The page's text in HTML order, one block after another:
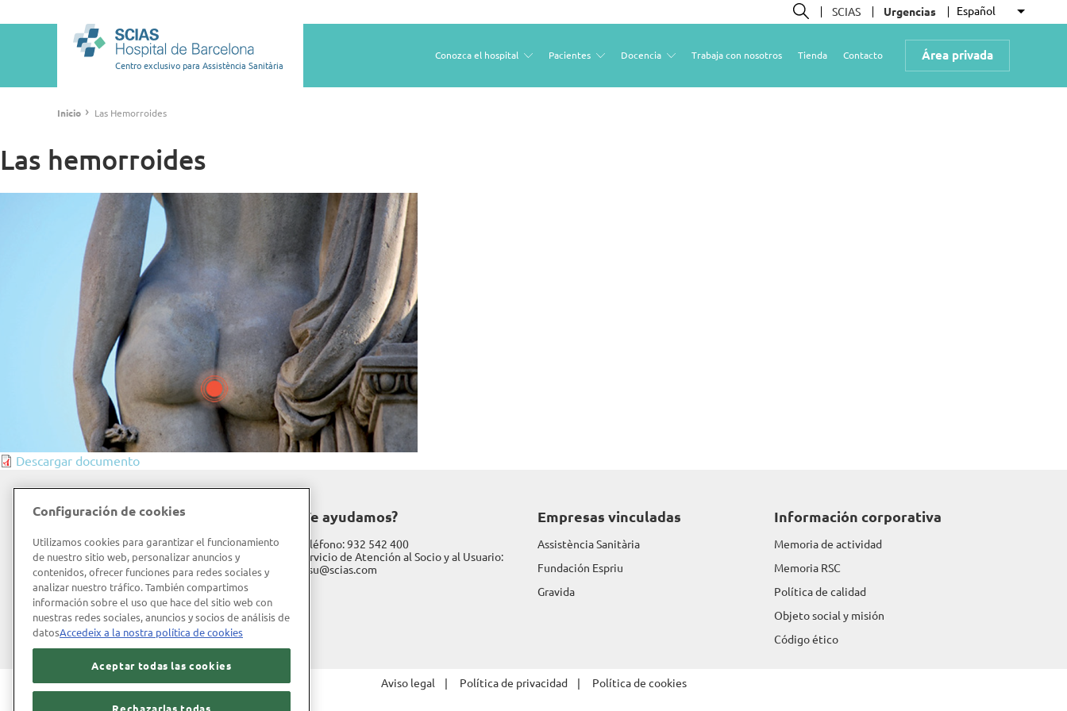
al
Buscar
SCIAS Urgencias Español Lista
Centro exclusivo para Assistència Sanitària
Área privada
Main
navigation
Conozca el hospital Pacientes Docencia Trabaja con nosotros Tienda Contacto
Ruta
navegación
Inicio › Las Hemorroides
Las hemorroides
Descargar documento
Hospital de Barcelona
Diagonal, 660
08034 Barcelona
Trabaja con nosotros
LinkedIn
¿Te ayudamos?
Teléfono:932 542 400
Servicio de Atención al Socio y al Usuario:
sasu@scias.com
Empresas vinculadas
Assistència Sanitària
Fundación Espriu
Gravida
Información corporativa
Memoria de actividad
Memoria RSC
Política de calidad
Objeto social y misión
Código ético
Aviso legal Política de privacidad Política de cookies
Configuración de cookies
Utilizamos cookies para garantizar el funcionamiento
de nuestro sitio web, personalizar anuncios y
contenidos, ofrecer funciones para redes sociales y
analizar nuestro tráfico. También compartimos
información sobre el uso que hace del sitio web con
nuestras redes sociales, anuncios y socios de análisis de
datosAccedeix a la nostra política de cookies
Aceptar todas las cookies
Rechazarlas todas